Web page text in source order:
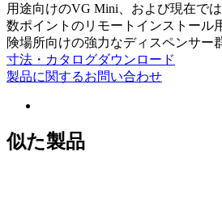
用途向けのVG Mini、および現在で
数ポイントのリモートインストール
険場所向けの強力なディスペンサー
寸法・カタログダウンロード
製品に関するお問い合わせ
似た製品